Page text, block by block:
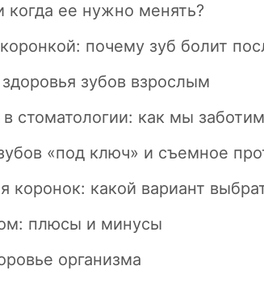
ее нужно менять?
почему зуб болит
зубов взрослым
стоматологии: как мы
«под ключ» и съемное
коронок: какой вариант
плюсы и минусы
организма